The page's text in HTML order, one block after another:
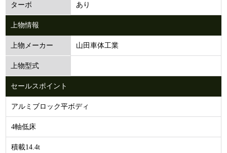
ターボ あり
上物情報
上物メーカー 山田車体工業
上物型式
セールスポイント
アルミブロック平ボディ
4軸低床
積載14.4t